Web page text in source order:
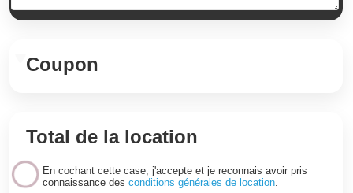
Coupon
Total de la location
Encochant cette case, j'accepte et je reconnais avoir pris
connaissance desconditions générales de location.